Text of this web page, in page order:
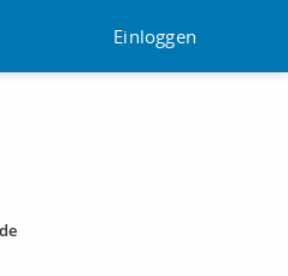
Einloggen